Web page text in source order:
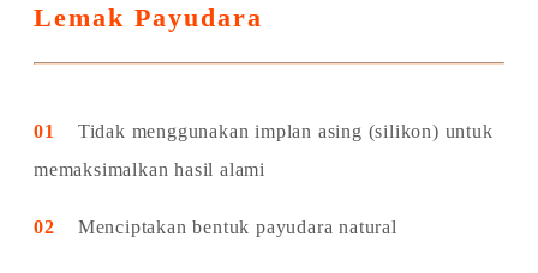
Lemak Payudara
01
Tidak menggunakan implan asing (silikon) untuk
memaksimalkan hasil alami
02 Menciptakan bentuk payudara natural